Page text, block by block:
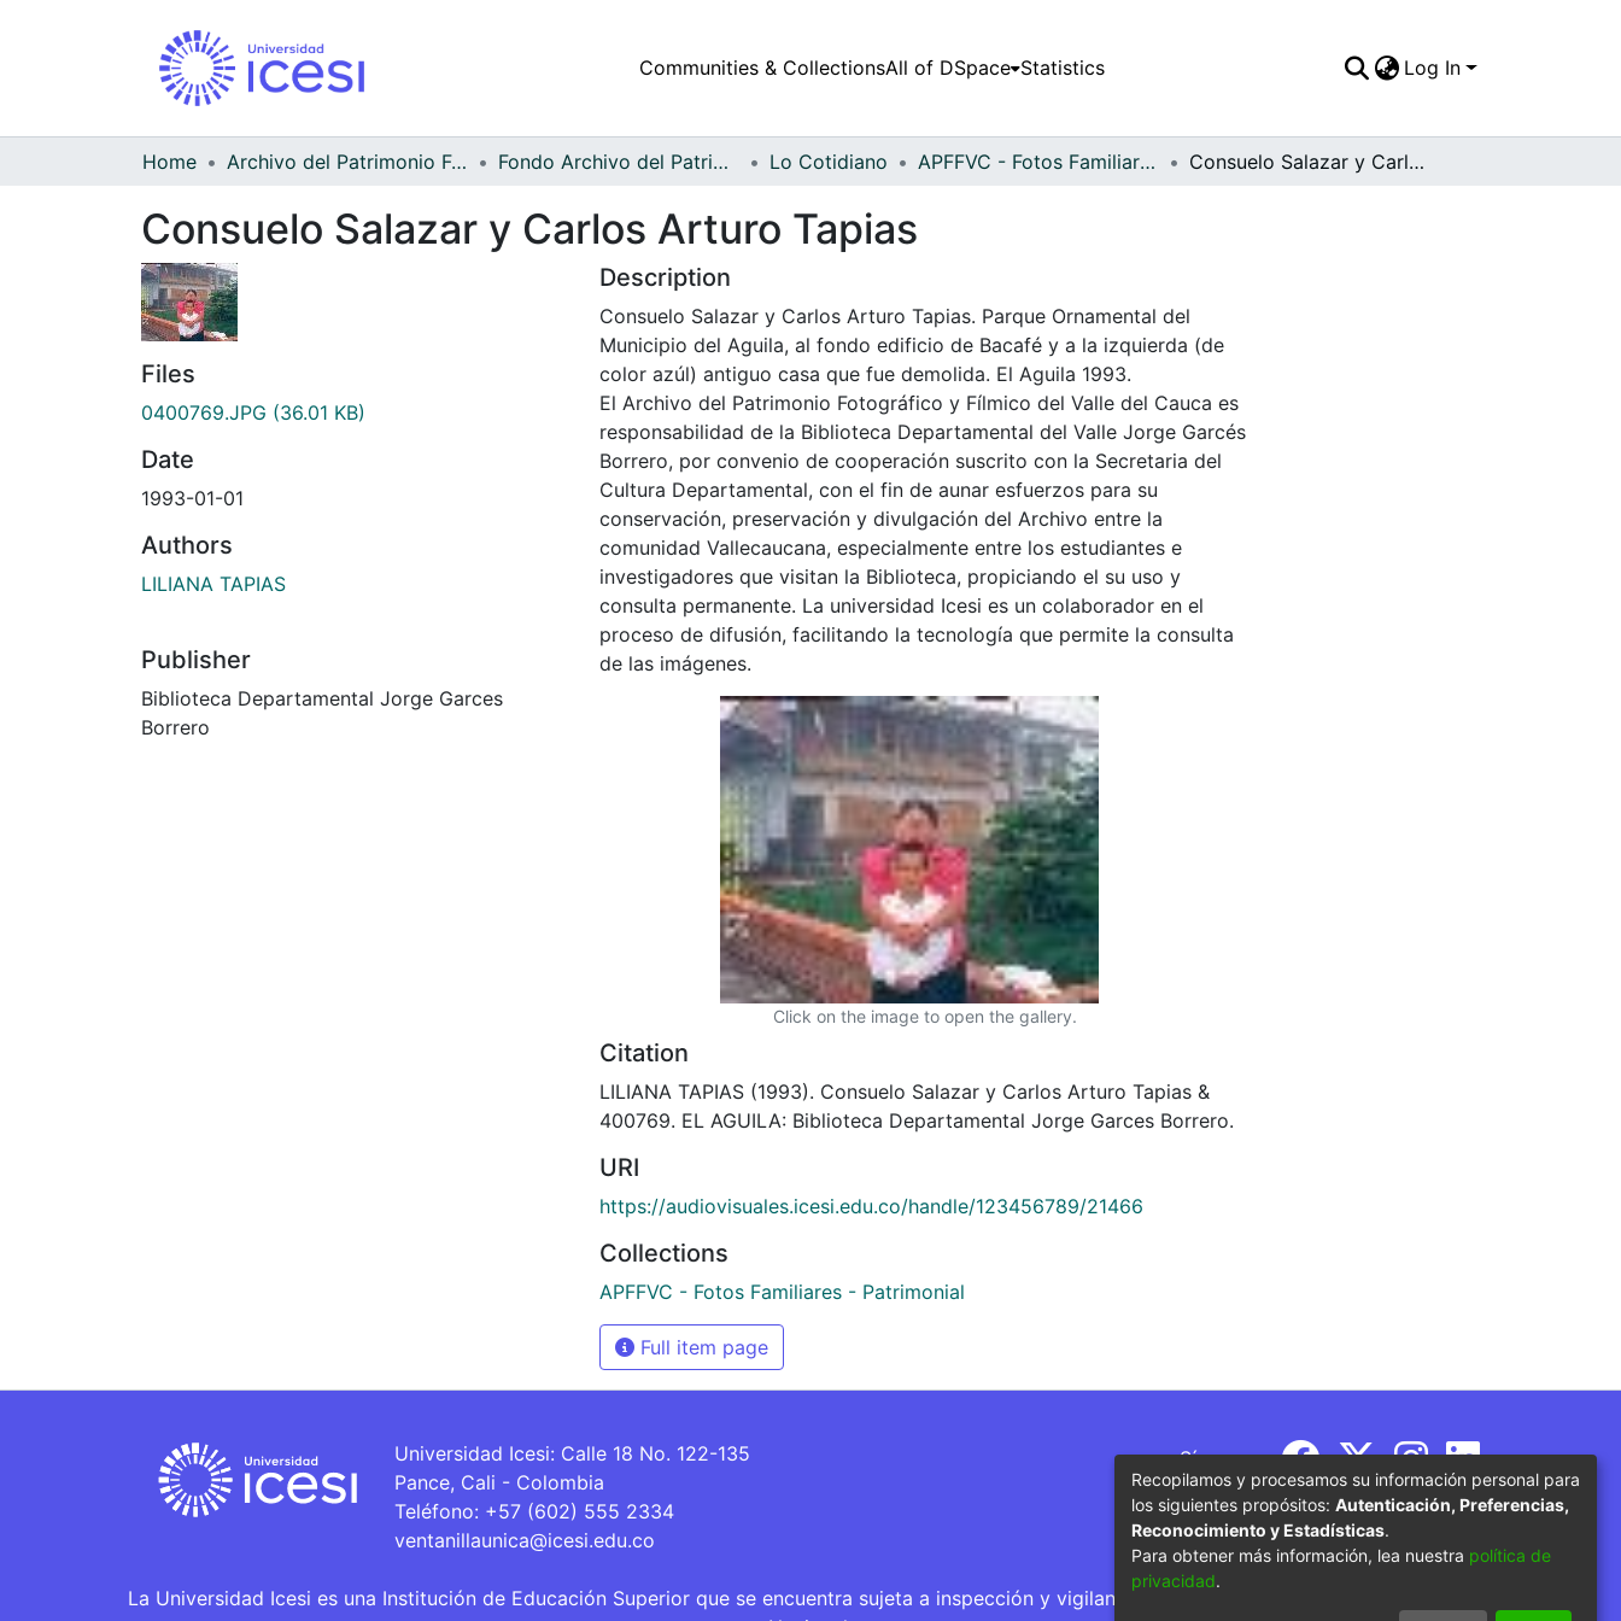
Communities & CollectionsAll of DSpace Statistics Log In
Home Archivo del Patrimonio Fotográfico y Fílmico del Valle del Cauca Fondo Archivo del Patrimonio Fotográfico y Fílmico del Valle del Cauca Lo Cotidiano APFFVC - Fotos Familiares - Patrimonial Consuelo Salazar y Carlos Arturo Tapias
Consuelo Salazar y Carlos Arturo Tapias
Files
0400769.JPG (36.01 KB)
Date
1993-01-01
Authors
LILIANA TAPIAS
Publisher
Biblioteca Departamental Jorge Garces
Borrero
Description
Consuelo Salazar y Carlos Arturo Tapias. Parque Ornamental del
Municipio del Aguila, al fondo edificio de Bacafé y a la izquierda (de
color azúl) antiguo casa que fue demolida. El Aguila 1993.
El Archivo del Patrimonio Fotográfico y Fílmico del Valle del Cauca es
responsabilidad de la Biblioteca Departamental del Valle Jorge Garcés
Borrero, por convenio de cooperación suscrito con la Secretaria del
Cultura Departamental, con el fin de aunar esfuerzos para su
conservación, preservación y divulgación del Archivo entre la
comunidad Vallecaucana, especialmente entre los estudiantes e
investigadores que visitan la Biblioteca, propiciando el su uso y
consulta permanente. La universidad Icesi es un colaborador en el
proceso de difusión, facilitando la tecnología que permite la consulta
de las imágenes.
Click on the image to open the gallery.
Citation
LILIANA TAPIAS (1993). Consuelo Salazar y Carlos Arturo Tapias &
400769. EL AGUILA: Biblioteca Departamental Jorge Garces Borrero.
URI
https://audiovisuales.icesi.edu.co/handle/123456789/21466
Collections
APFFVC - Fotos Familiares - Patrimonial
Full item page
Universidad Icesi: Calle 18 No. 122-135
Pance, Cali - Colombia
Teléfono: +57 (602) 555 2334
ventanillaunica@icesi.edu.co
Síguenos
La Universidad Icesi es una Institución de Educación Superior que se encuentra sujeta a inspección y vigilancia por parte del Ministerio de Educación
Recopilamos y procesamos su información personal para
los siguientes propósitos: Autenticación, Preferencias,
Reconocimiento y Estadísticas.
Para obtener más información, lea nuestra política de
privacidad.